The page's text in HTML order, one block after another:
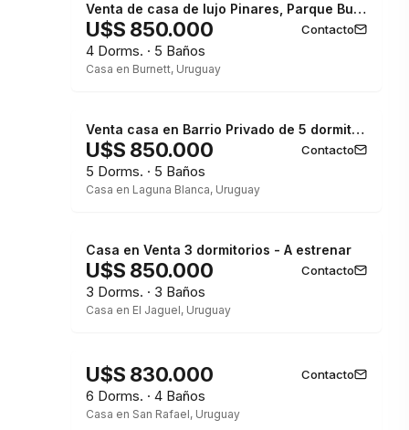
Venta de casa de lujo Pinares, Parque Burnett
U$S 850.000 Contacto
4 Dorms. · 5 Baños
Casa en Burnett, Uruguay
Venta casa en Barrio Privado de 5 dormitorios.
U$S 850.000 Contacto
5 Dorms. · 5 Baños
Casa en Laguna Blanca, Uruguay
Casa en Venta 3 dormitorios - A estrenar
U$S 850.000 Contacto
3 Dorms. · 3 Baños
Casa en El Jaguel, Uruguay
U$S 830.000 Contacto
6 Dorms. · 4 Baños
Casa en San Rafael, Uruguay